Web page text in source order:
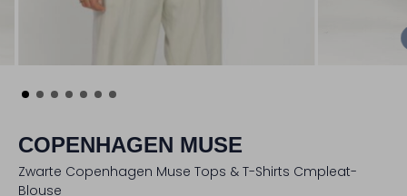
COPENHAGEN MUSE
Zwarte Copenhagen Muse Tops & T-Shirts Cmpleat-
Blouse